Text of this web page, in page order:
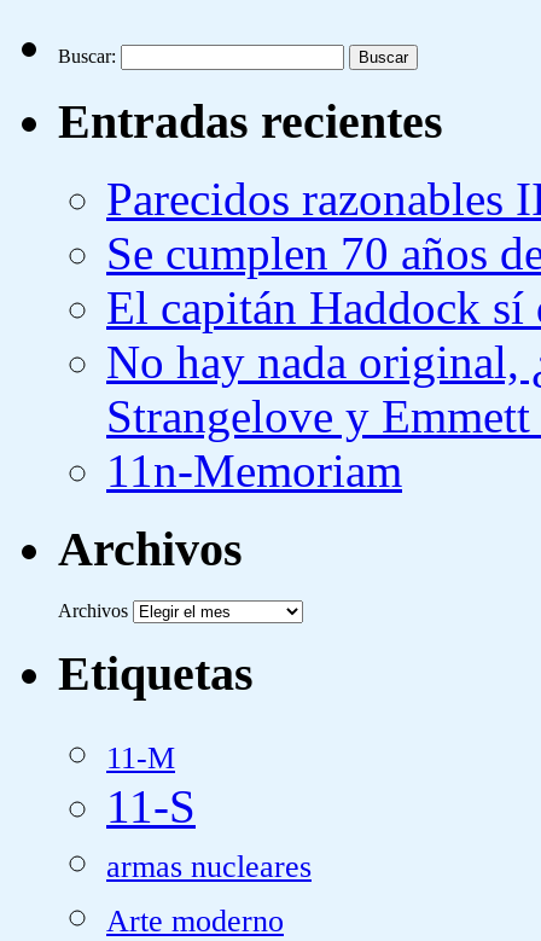
Buscar:
Entradas recientes
Parecidos razonables
Se cumplen 70 años
El capitán Haddock sí
No hay nada original,
Strangelove y
11n-Memoriam
Archivos
Archivos
Etiquetas
11-M
11-S
armas nucleares
Arte moderno